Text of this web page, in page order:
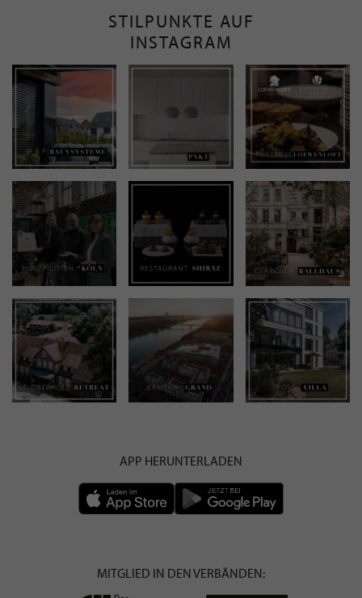
STILPUNKTE AUF
INSTAGRAM
APP HERUNTERLADEN
MITGLIED IN DEN VERBÄNDEN: